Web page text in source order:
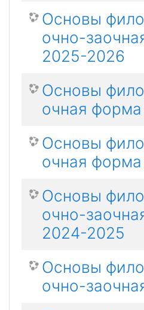
Основы
очно-
2025-2026
Основы
очная
Основы
очная
Основы
очно-
2024-2025
Основы
очно-